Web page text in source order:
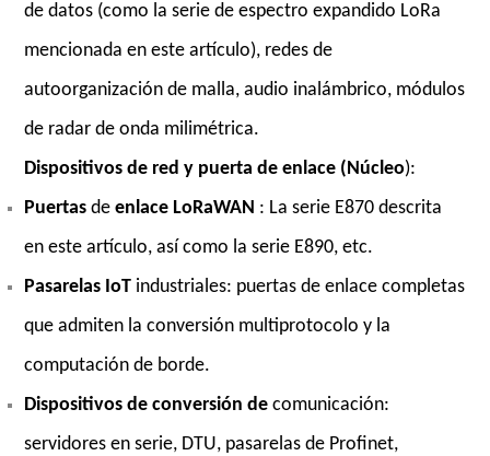
de datos (como la serie de espectro expandido LoRa
mencionada en este artículo), redes de
autoorganización de malla, audio inalámbrico, módulos
de radar de onda milimétrica.
Dispositivos de red y puerta de enlace (Núcleo):
Puertas deenlace LoRaWAN : La serie E870 descrita
en este artículo, así como la serie E890, etc.
Pasarelas IoT industriales: puertas de enlace completas
que admiten la conversión multiprotocolo y la
computación de borde.
Dispositivos de conversión de comunicación:
servidores en serie, DTU, pasarelas de Profinet,